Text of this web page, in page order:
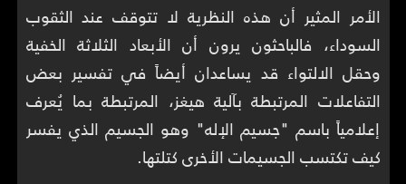
الأمر المثير أن هذه النظرية لا تتوقف عند الثقوب
السوداء، فالباحثون يرون أن الأبعاد الثلاثة الخفية
وحقل الالتواء قد يساعدان أيضاً في تفسير بعض
التفاعلات المرتبطة بآلية هيغز، المرتبطة بما يُعرف
إعلامياً باسم "جسيم الإله" وهو الجسيم الذي يفسر
كيف تكتسب الجسيمات الأخرى كتلتها.